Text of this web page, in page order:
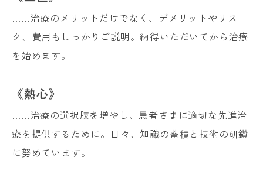
……治療のメリットだけでなく、デメリットやリス
ク、費用もしっかりご説明。納得いただいてから治療
を始めます。
《熱心》
……治療の選択肢を増やし、患者さまに適切な先進治
療を提供するために。日々、知識の蓄積と技術の研鑽
に努めています。